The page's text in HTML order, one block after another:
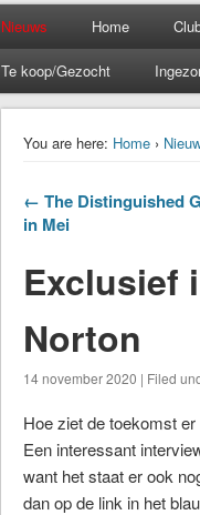
Nieuws Home
Te koop/Gezocht
You are here: Home›
← The Distinguished
in Mei
Exclusief
Norton
14 november 2020 | Filed
Hoe ziet de toekomst
Een interessant
want het staat er ook
dan op de link in het